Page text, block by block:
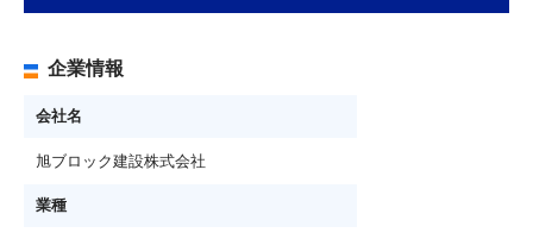
企業情報
会社名
旭ブロック建設株式会社
業種